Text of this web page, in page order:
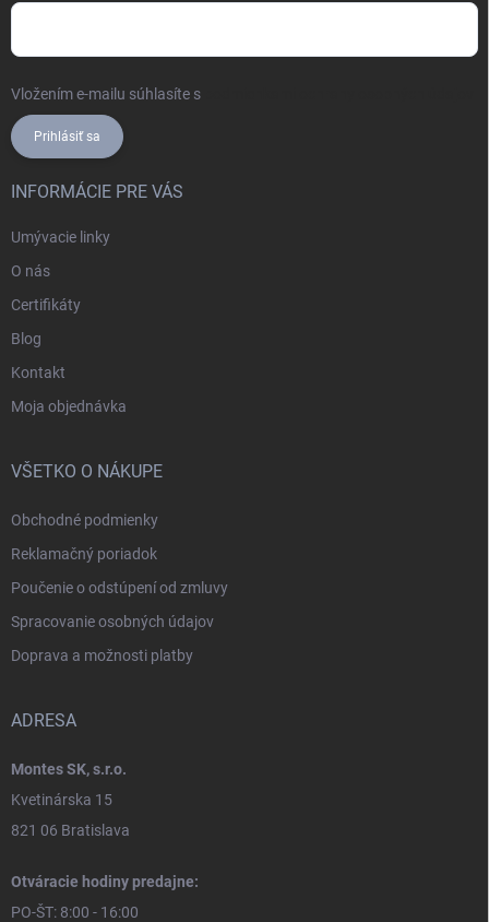
Vložením e-mailu súhlasíte s
Prihlásiť sa
INFORMÁCIE PRE VÁS
Umývacie linky
O nás
Certifikáty
Blog
Kontakt
Moja objednávka
VŠETKO O NÁKUPE
Obchodné podmienky
Reklamačný poriadok
Poučenie o odstúpení od zmluvy
Spracovanie osobných údajov
Doprava a možnosti platby
ADRESA
Montes SK, s.r.o.
Kvetinárska 15
821 06 Bratislava
Otváracie hodiny predajne:
PO-ŠT: 8:00 - 16:00